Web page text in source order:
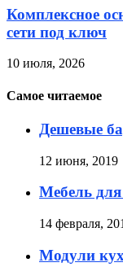
Комплексное
сети под ключ
10 июля, 2026
Самое читаемое
Дешевые
12 июня, 2019
Мебель
14 февраля,
Модули